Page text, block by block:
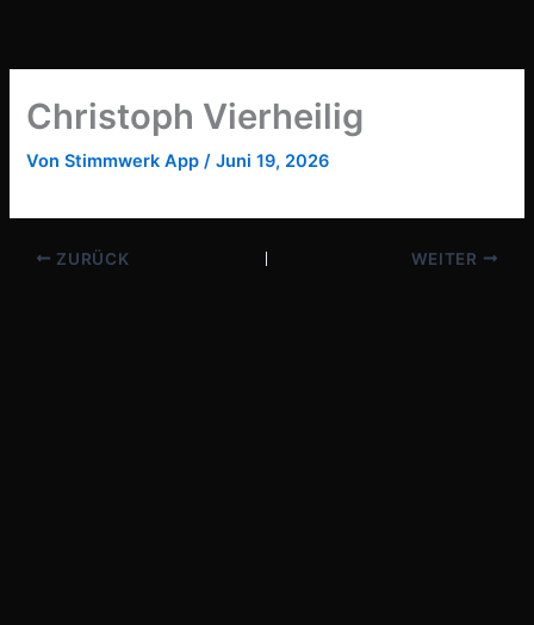
springen
Christoph Vierheilig
VonStimmwerk App/Juni 19, 2026
ZURÜCK WEITER